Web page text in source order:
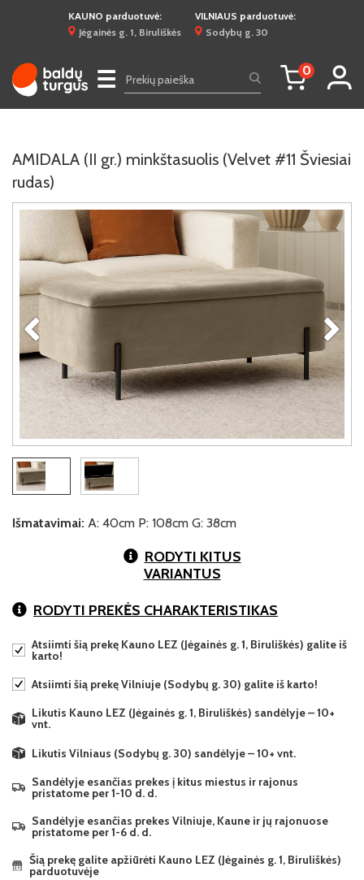
KAUNO parduotuvė:
Jėgainės g. 1, Biruliškės
VILNIAUS parduotuvė:
Sodybų g. 30
☰ 0
AMIDALA (II gr.) minkštasuolis (Velvet #11 Šviesiai
rudas)
Išmatavimai: A: 40cm P: 108cm G: 38cm
RODYTI KITUS
VARIANTUS
RODYTI PREKĖS CHARAKTERISTIKAS
Atsiimti šią prekę Kauno LEZ (Jėgainės g. 1, Biruliškės) galite iš
karto!
Atsiimti šią prekę Vilniuje (Sodybų g. 30) galite iš karto!
Likutis Kauno LEZ (Jėgainės g. 1, Biruliškės) sandėlyje – 10+
vnt.
Likutis Vilniaus (Sodybų g. 30) sandėlyje – 10+ vnt.
Sandėlyje esančias prekes į kitus miestus ir rajonus
pristatome per 1-10 d. d.
Sandėlyje esančias prekes Vilniuje, Kaune ir jų rajonuose
pristatome per 1-6 d. d.
Šią prekę galite apžiūrėti Kauno LEZ (Jėgainės g. 1, Biruliškės)
parduotuvėje